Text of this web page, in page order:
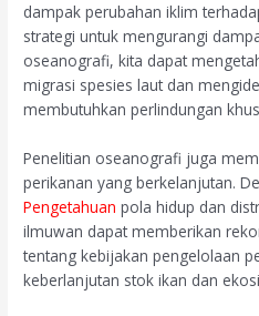
dampak perubahan iklim
strategi untuk mengurangi
oseanografi, kita dapat
migrasi spesies laut dan
membutuhkan perlindungan
Penelitian oseanografi juga
perikanan yang berkelanjutan.
Pengetahuan pola hidup dan
ilmuwan dapat memberikan
tentang kebijakan pengelolaan
keberlanjutan stok ikan dan